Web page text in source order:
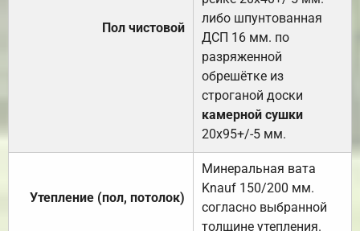
Пол чистовой
либо шпунтованная
ДСП 16 мм. по
разряженной
обрешётке из
строганой доски
камерной сушки
20х95+/-5 мм.
Утепление (пол, потолок)
Минеральная вата
Knauf 150/200 мм.
согласно выбранной
толщине утепления.